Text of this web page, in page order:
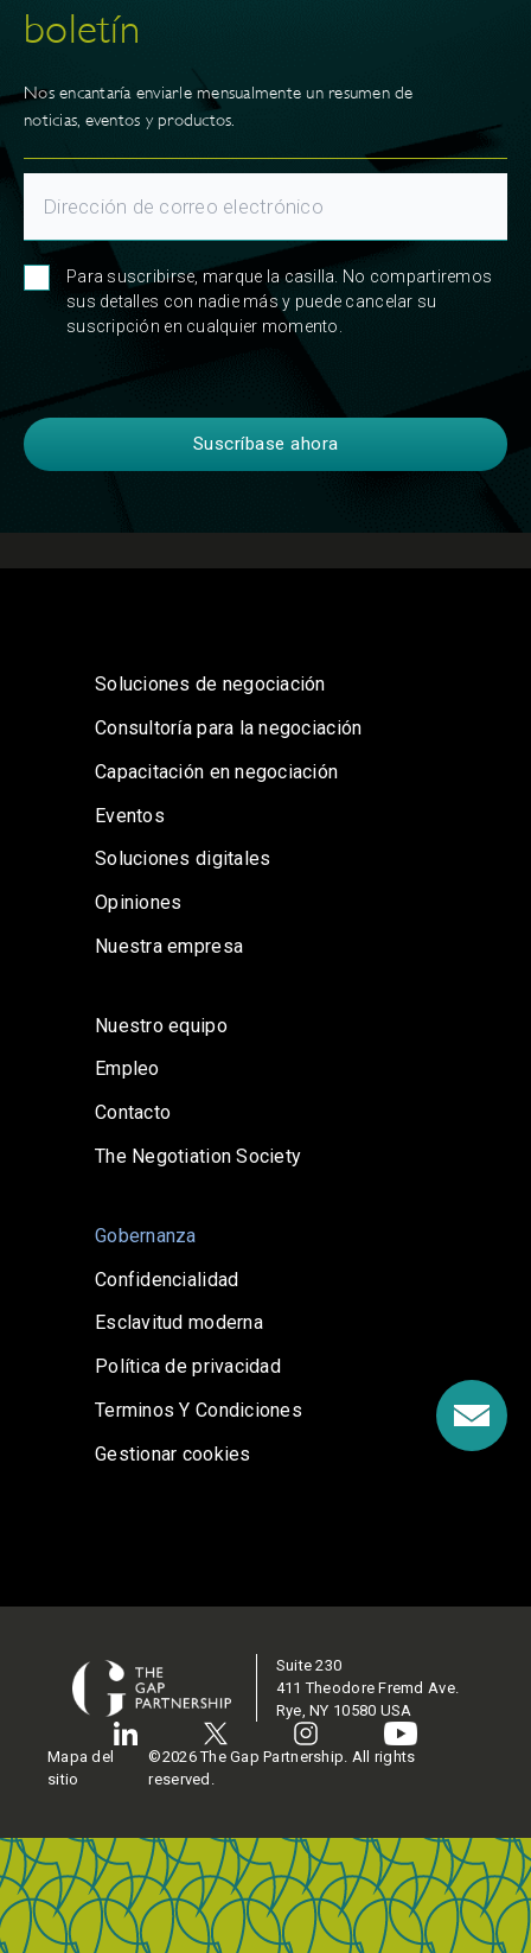
boletín
Nos encantaría enviarle mensualmente un resumen de
noticias, eventos y productos.
Para suscribirse, marque la casilla. No compartiremos
sus detalles con nadie más y puede cancelar su
suscripción en cualquier momento.
Soluciones de negociación
Consultoría para la negociación
Capacitación en negociación
Eventos
Soluciones digitales
Opiniones
Nuestra empresa
Nuestro equipo
Empleo
Contacto
The Negotiation Society
Gobernanza
Confidencialidad
Esclavitud moderna
Política de privacidad
Terminos Y Condiciones
Gestionar cookies
Suite 230
411 Theodore Fremd Ave.
Rye, NY 10580 USA
Mapa del
sitio
©2026 The Gap Partnership. All rights
reserved.